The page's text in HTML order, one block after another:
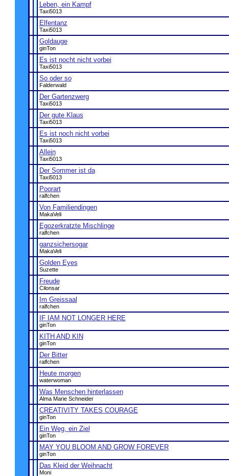
Leben, ein Kampf
Taxi5013
Elfentanz
Taxi5013
Goldauge
ginTon
Es ist nocht nicht vorbei
Taxi5013
So oder so
Falderwald
Der Gartenzwerg
Taxi5013
Der gute Klaus
Taxi5013
Es ist noch nicht vorbei
Taxi5013
Allein
Taxi5013
Der Sommer ist da
Taxi5013
Poorart
ralfchen
Von Familiendingen
MakaVeli
Egozerkratzte Mischlinge
ralfchen
ganzsichersogar
MakaVeli
Golden Eyes
Suzette
Freude
Cilonsar
Im Greissaal
ralfchen
IF IAM NOT LONGER HERE
ginTon
KITH AND KIN
ginTon
Der Bitter
ralfchen
Heute morgen
waterwoman
Was Menschen hinterlassen
Alma Marie Schneider
CREATIVITY TAKES COURAGE
ginTon
Ein Weg, ein Ziel
ginTon
MAY YOU BLOOM AND GROW FOREVER
ginTon
Das Kleid der Weihnacht
Moni